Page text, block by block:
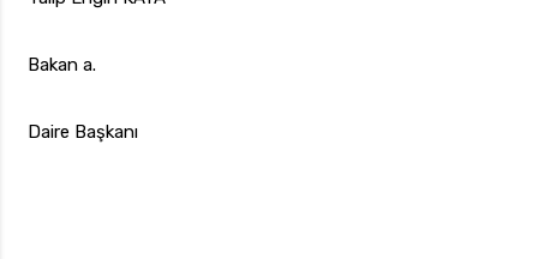
Bakan a.
Daire Başkanı